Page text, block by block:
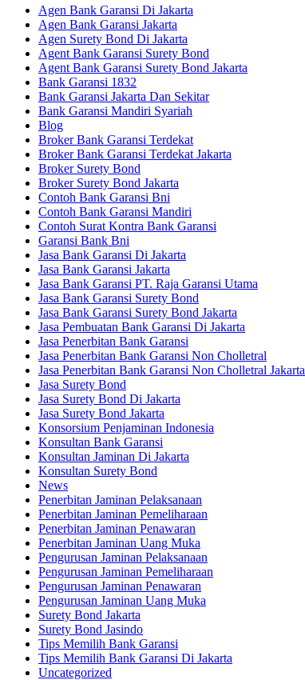
Agen Bank Garansi Di Jakarta
Agen Bank Garansi Jakarta
Agen Surety Bond Di Jakarta
Agent Bank Garansi Surety Bond
Agent Bank Garansi Surety Bond Jakarta
Bank Garansi 1832
Bank Garansi Jakarta Dan Sekitar
Bank Garansi Mandiri Syariah
Blog
Broker Bank Garansi Terdekat
Broker Bank Garansi Terdekat Jakarta
Broker Surety Bond
Broker Surety Bond Jakarta
Contoh Bank Garansi Bni
Contoh Bank Garansi Mandiri
Contoh Surat Kontra Bank Garansi
Garansi Bank Bni
Jasa Bank Garansi Di Jakarta
Jasa Bank Garansi Jakarta
Jasa Bank Garansi PT. Raja Garansi Utama
Jasa Bank Garansi Surety Bond
Jasa Bank Garansi Surety Bond Jakarta
Jasa Pembuatan Bank Garansi Di Jakarta
Jasa Penerbitan Bank Garansi
Jasa Penerbitan Bank Garansi Non Cholletral
Jasa Penerbitan Bank Garansi Non Cholletral Jakarta
Jasa Surety Bond
Jasa Surety Bond Di Jakarta
Jasa Surety Bond Jakarta
Konsorsium Penjaminan Indonesia
Konsultan Bank Garansi
Konsultan Jaminan Di Jakarta
Konsultan Surety Bond
News
Penerbitan Jaminan Pelaksanaan
Penerbitan Jaminan Pemeliharaan
Penerbitan Jaminan Penawaran
Penerbitan Jaminan Uang Muka
Pengurusan Jaminan Pelaksanaan
Pengurusan Jaminan Pemeliharaan
Pengurusan Jaminan Penawaran
Pengurusan Jaminan Uang Muka
Surety Bond Jakarta
Surety Bond Jasindo
Tips Memilih Bank Garansi
Tips Memilih Bank Garansi Di Jakarta
Uncategorized